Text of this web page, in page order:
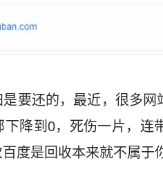
要还的，最近，很多
下降到0，死伤一片，
度是回收本来就不属